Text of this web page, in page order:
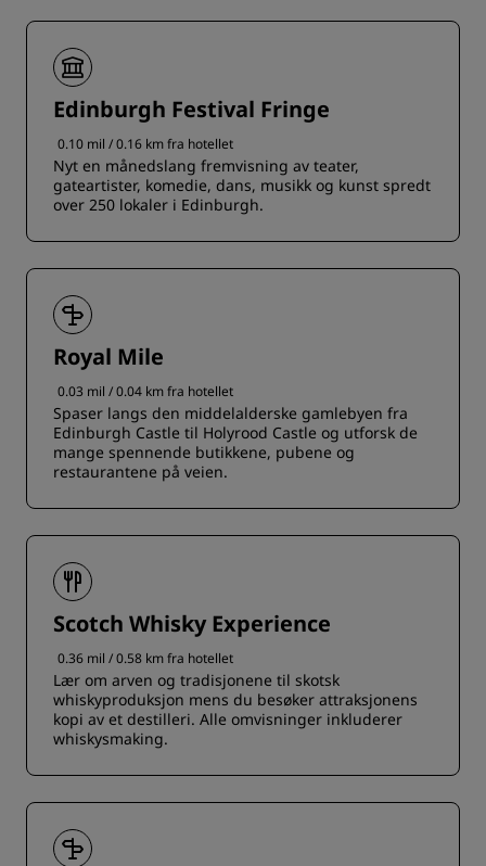
Edinburgh Festival Fringe
0.10 mil / 0.16 km fra hotellet
Nyt en månedslang fremvisning av teater,
gateartister, komedie, dans, musikk og kunst spredt
over 250 lokaler i Edinburgh.
Royal Mile
0.03 mil / 0.04 km fra hotellet
Spaser langs den middelalderske gamlebyen fra
Edinburgh Castle til Holyrood Castle og utforsk de
mange spennende butikkene, pubene og
restaurantene på veien.
Scotch Whisky Experience
0.36 mil / 0.58 km fra hotellet
Lær om arven og tradisjonene til skotsk
whiskyproduksjon mens du besøker attraksjonens
kopi av et destilleri. Alle omvisninger inkluderer
whiskysmaking.